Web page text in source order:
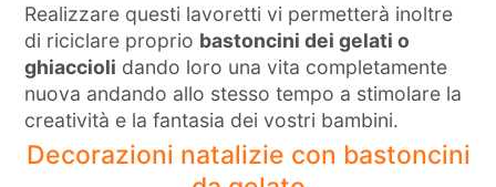
Realizzare questi lavoretti vi permetterà inoltre
di riciclare proprio bastoncini dei gelati o
ghiaccioli dando loro una vita completamente
nuova andando allo stesso tempo a stimolare la
creatività e la fantasia dei vostri bambini.
Decorazioni natalizie con bastoncini